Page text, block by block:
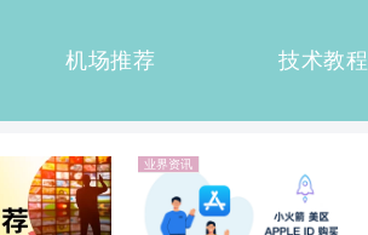
机场推荐 技术教程
业界资讯